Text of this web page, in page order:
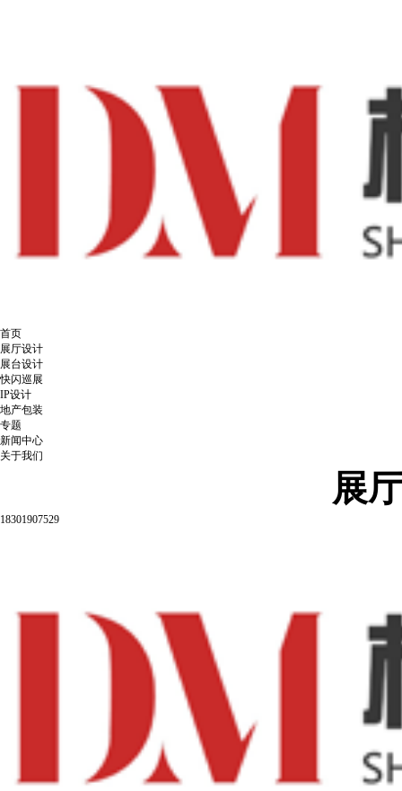
首页
展厅设计
展台设计
快闪巡展
IP设计
地产包装
专题
新闻中心
关于我们
展
18301907529